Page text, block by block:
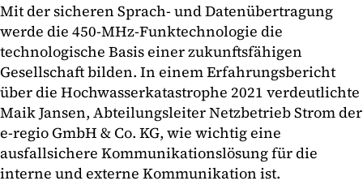
Mit der sicheren Sprach- und Datenübertragung
werde die 450-MHz-Funktechnologie die
technologische Basis einer zukunftsfähigen
Gesellschaft bilden. In einem Erfahrungsbericht
über die Hochwasserkatastrophe 2021 verdeutlichte
Maik Jansen, Abteilungsleiter Netzbetrieb Strom der
e-regio GmbH & Co. KG, wie wichtig eine
ausfallsichere Kommunikationslösung für die
interne und externe Kommunikation ist.